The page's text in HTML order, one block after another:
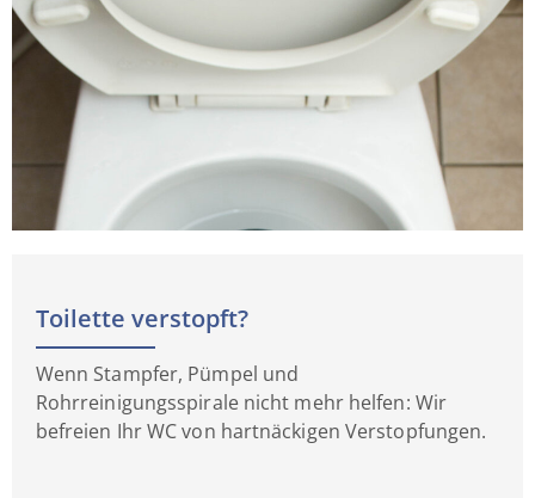
Toilette verstopft?
Wenn Stampfer, Pümpel und
Rohrreinigungsspirale nicht mehr helfen: Wir
befreien Ihr WC von hartnäckigen Verstopfungen.